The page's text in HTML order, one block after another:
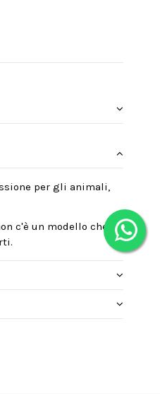
per gli animali,
c'è un modello che